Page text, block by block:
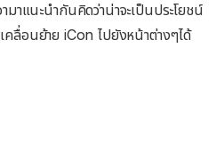
าแนะนำกันคิดว่าน่าจะเป็นประโยชน์
คลื่อนย้าย iCon ไปยังหน้าต่างๆได้